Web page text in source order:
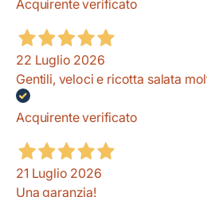
Acquirente verificato
22 Luglio 2026
Gentili, veloci e ricotta salata
Acquirente verificato
21 Luglio 2026
Una garanzia!